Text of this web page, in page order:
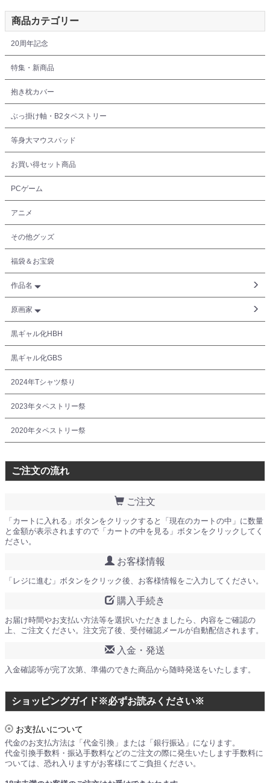
商品カテゴリー
20周年記念
特集・新商品
抱き枕カバー
ぶっ掛け軸・B2タペストリー
等身大マウスパッド
お買い得セット商品
PCゲーム
アニメ
その他グッズ
福袋＆お宝袋
作品名
原画家
黒ギャル化HBH
黒ギャル化GBS
2024年Tシャツ祭り
2023年タペストリー祭
2020年タペストリー祭
ご注文の流れ
ご注文
「カートに入れる」ボタンをクリックすると「現在のカートの中」に数量
と金額が表示されますので「カートの中を見る」ボタンをクリックしてく
ださい。
お客様情報
「レジに進む」ボタンをクリック後、お客様情報をご入力してください。
購入手続き
お届け時間やお支払い方法等を選択いただきましたら、内容をご確認の
上、ご注文ください。注文完了後、受付確認メールが自動配信されます。
入金・発送
入金確認等が完了次第、準備のできた商品から随時発送をいたします。
ショッピングガイド※必ずお読みください※
お支払いについて
代金のお支払方法は「代金引換」または「銀行振込」になります。
代金引換手数料・振込手数料などのご注文の際に発生いたします手数料に
ついては、恐れ入りますがお客様にてご負担ください。